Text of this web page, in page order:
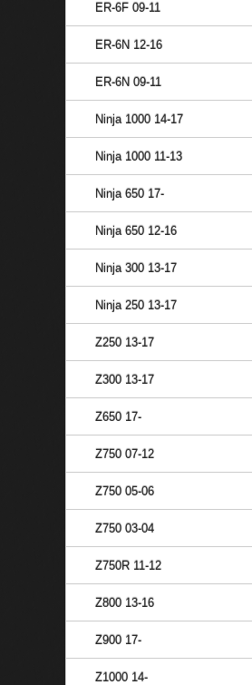
ER-6F 09-11
ER-6N 12-16
ER-6N 09-11
Ninja 1000 14-17
Ninja 1000 11-13
Ninja 650 17-
Ninja 650 12-16
Ninja 300 13-17
Ninja 250 13-17
Z250 13-17
Z300 13-17
Z650 17-
Z750 07-12
Z750 05-06
Z750 03-04
Z750R 11-12
Z800 13-16
Z900 17-
Z1000 14-